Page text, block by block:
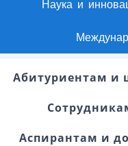
Наука и
Абитуриентам и
Аспирантам и